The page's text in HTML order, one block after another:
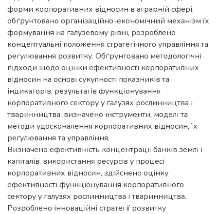
форми корпоративних відносин в аграрній сфері,
обґрунтовано організаційно-економічний механізм їх
формування на галузевому рівні, розроблено
концептуальні положення стратегічного управління та
регулювання розвитку. Обґрунтовано методологічні
підходи щодо оцінки ефективності корпоративних
відносин на основі сукупності показників та
індикаторів, результатів функціонування
корпоративного сектору у галузях рослинництва і
тваринництва; визначено інструменти, моделі та
методи удосконалення корпоративних відносин, їх
регулювання та управління.
Визначено ефективність концентрації банків землі і
капіталів, використання ресурсів у процесі
корпоративних відносин, здійснено оцінку
ефективності функціонування корпоративного
сектору у галузях рослинництва і тваринництва.
Розроблено інноваційні стратегії розвитку